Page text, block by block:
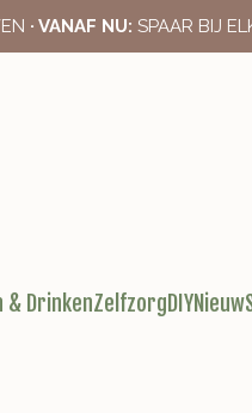
· VANAF NU: SPAAR BIJ
& DrinkenZelfzorgDIYNieuw